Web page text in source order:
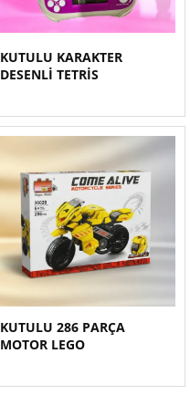
KUTULU KARAKTER
DESENLİ TETRİS
KUTULU 286 PARÇA
MOTOR LEGO